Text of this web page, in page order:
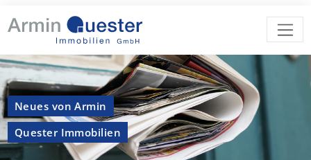
Neues von Armin
Quester Immobilien